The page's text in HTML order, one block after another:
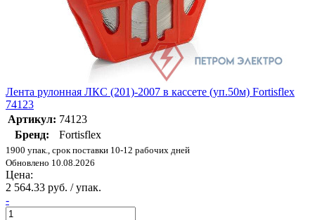
Лента рулонная ЛКС (201)-2007 в кассете (уп.50м) Fortisflex
74123
Артикул: 74123
Бренд:
Fortisflex
1900 упак., срок поставки 10-12 рабочих дней
Обновлено 10.08.2026
Цена:
2 564.33 руб. / упак.
-